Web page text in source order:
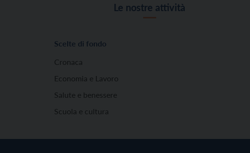
Le nostre attività
Scelte di fondo
Cronaca
Economia e Lavoro
Salute e benessere
Scuola e cultura